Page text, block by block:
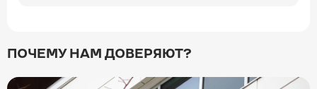
ПОЧЕМУ НАМ ДОВЕРЯЮТ?